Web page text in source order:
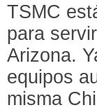
TSMC
para
Arizona.
equipos
misma